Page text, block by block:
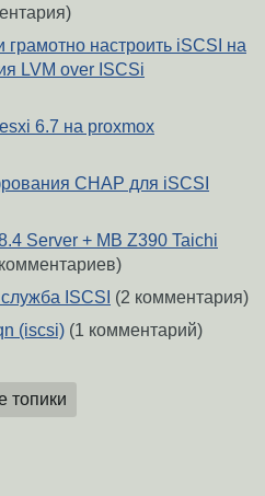
грамотно настроить iSCSI на
LVM over ISCSi
6.7 на proxmox
CHAP для iSCSI
Server + MB Z390 Taichi
ISCSI (2 комментария)
(iscsi) (1 комментарий)
топики